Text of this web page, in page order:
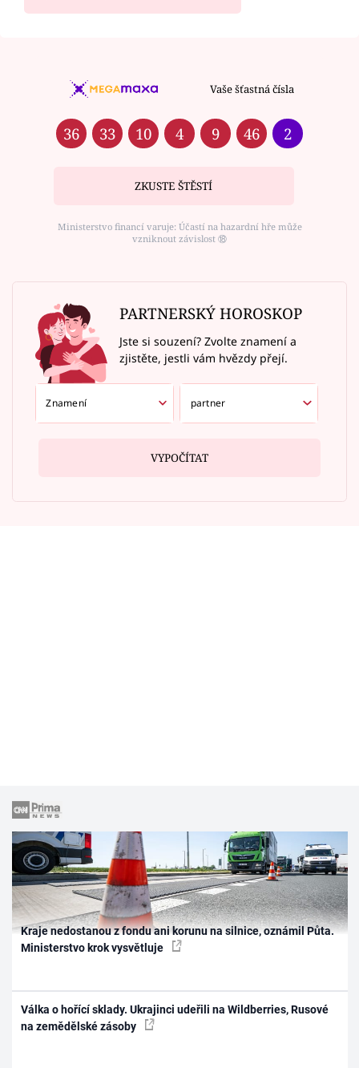
Vaše šťastná čísla
36 33 10 4 9 46 2
ZKUSTE ŠTĚSTÍ
Ministerstvo financí varuje: Účastí na hazardní hře může
vzniknout závislost ⑱
PARTNERSKÝ HOROSKOP
Jste si souzení? Zvolte znamení a
zjistěte, jestli vám hvězdy přejí.
VYPOČÍTAT
Kraje nedostanou z fondu ani korunu na silnice, oznámil Půta.
Ministerstvo krok vysvětluje
Válka o hořící sklady. Ukrajinci udeřili na Wildberries, Rusové
na zemědělské zásoby